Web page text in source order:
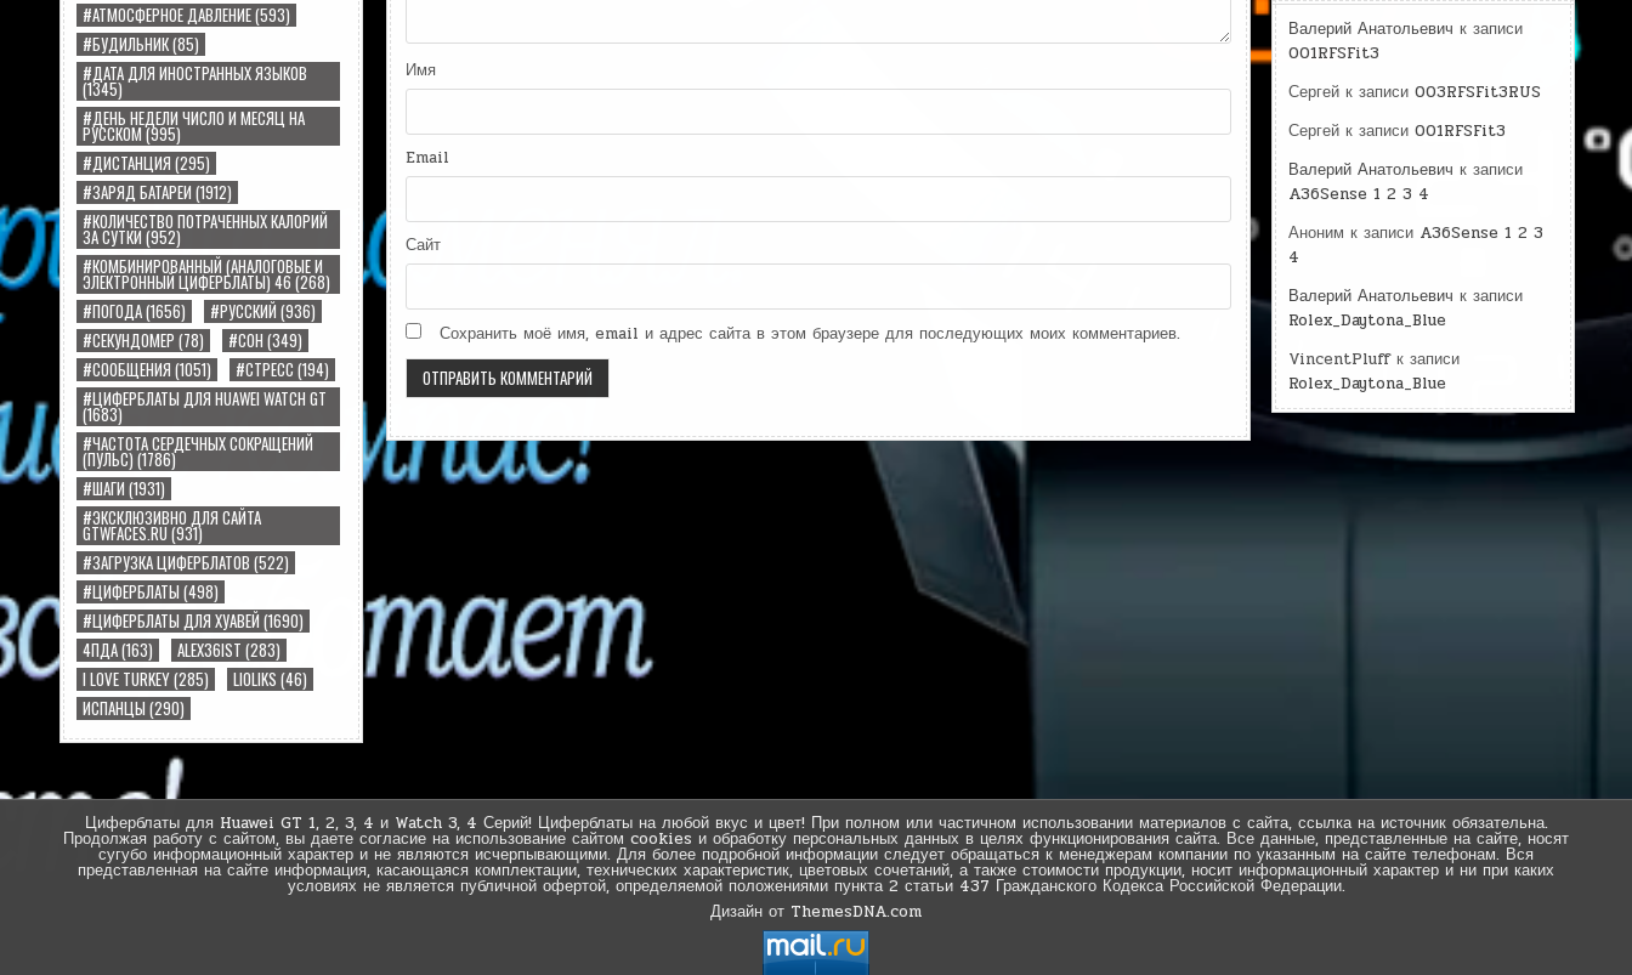
#АТМОСФЕРНОЕ ДАВЛЕНИЕ(593)
#БУДИЛЬНИК(85)
#ДАТА ДЛЯ ИНОСТРАННЫХ ЯЗЫКОВ
(1345)
#ДЕНЬ НЕДЕЛИ ЧИСЛО И МЕСЯЦ НА
РУССКОМ(995)
#ДИСТАНЦИЯ (295)
#ЗАРЯД БАТАРЕИ (1912)
#КОЛИЧЕСТВО ПОТРАЧЕННЫХ КАЛОРИЙ
ЗА СУТКИ(952)
#КОМБИНИРОВАННЫЙ (АНАЛОГОВЫЕ И
ЭЛЕКТРОННЫЙ ЦИФЕРБЛАТЫ) 46(268)
#ПОГОДА(1656) #РУССКИЙ (936)
#СЕКУНДОМЕР (78) #СОН (349)
#СООБЩЕНИЯ (1051) #СТРЕСС (194)
#ЦИФЕРБЛАТЫ ДЛЯ HUAWEI WATCH GT
(1683)
#ЧАСТОТА СЕРДЕЧНЫХ СОКРАЩЕНИЙ
(ПУЛЬС)(1786)
#ШАГИ (1931)
#ЭКСКЛЮЗИВНО ДЛЯ САЙТА
GTWFACES.RU(931)
#ЗАГРУЗКА ЦИФЕРБЛАТОВ (522)
#ЦИФЕРБЛАТЫ (498)
#ЦИФЕРБЛАТЫ ДЛЯ ХУАВЕЙ (1690)
4ПДА(163) ALEX36IST (283)
I LOVE TURKEY(285) LIOLIKS (46)
ИСПАНЦЫ (290)
Имя
Email
Сайт
Сохранить моё имя, email и адрес сайта в этом браузере для последующих моих комментариев.
Валерий Анатольевич к записи
001RFSFit3
Сергей к записи 003RFSFit3RUS
Сергей к записи 001RFSFit3
Валерий Анатольевич к записи
A36Sense 1 2 3 4
Аноним к записи A36Sense 1 2 3
4
Валерий Анатольевич к записи
Rolex_Daytona_Blue
VincentPluffк записи
Rolex_Daytona_Blue
Циферблаты для Huawei GT 1, 2, 3, 4 и Watch 3, 4 Серий! Циферблаты на любой вкус и цвет! При полном или частичном использовании материалов с сайта, ссылка на источник обязательна.
Продолжая работу с сайтом, вы даете согласие на использование сайтом cookies и обработку персональных данных в целях функционирования сайта. Все данные, представленные на сайте, носят
сугубо информационный характер и не являются исчерпывающими. Для более подробной информации следует обращаться к менеджерам компании по указанным на сайте телефонам. Вся
представленная на сайте информация, касающаяся комплектации, технических характеристик, цветовых сочетаний, а также стоимости продукции, носит информационный характер и ни при каких
условиях не является публичной офертой, определяемой положениями пункта 2 статьи 437 Гражданского Кодекса Российской Федерации.
Дизайн от ThemesDNA.com